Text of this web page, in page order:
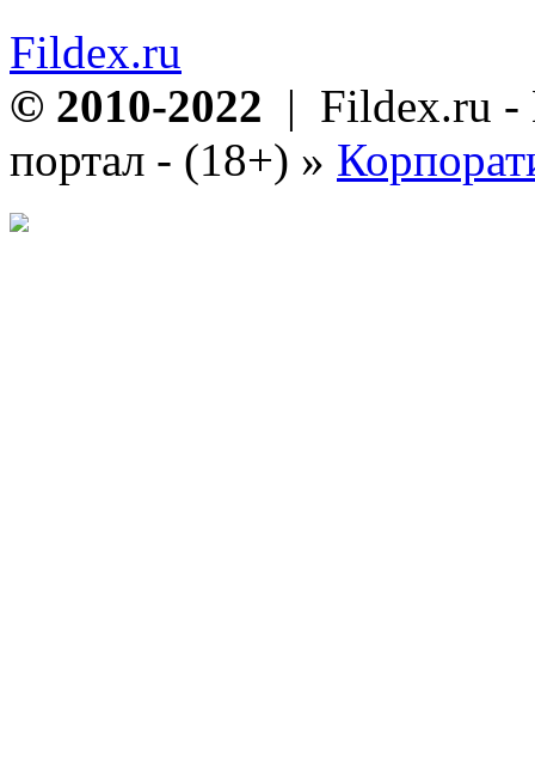
Fildex.ru
© 2010-2022 | Fildex.ru -
портал - (18+) »